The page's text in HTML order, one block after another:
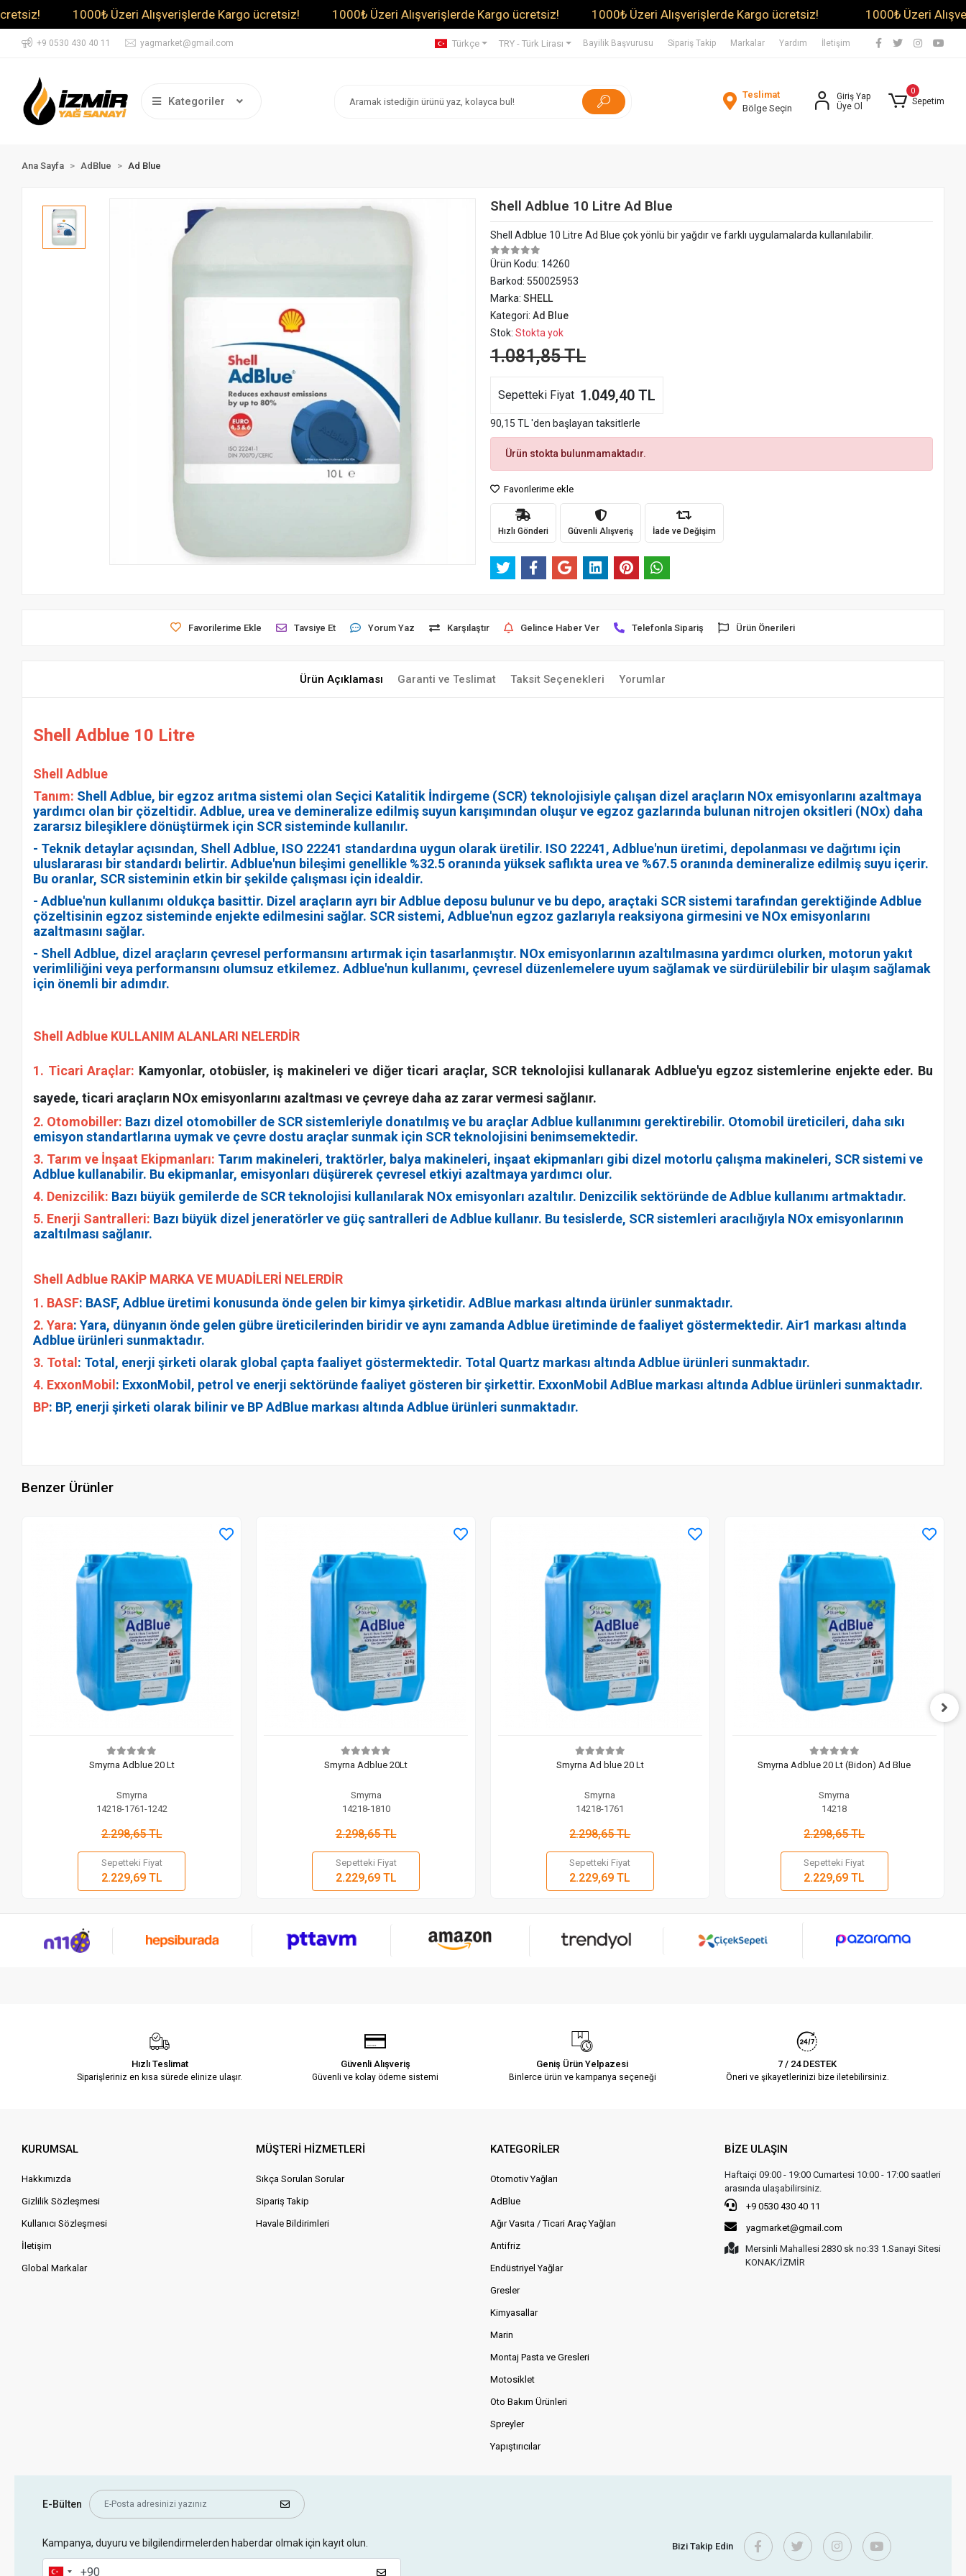
1000₺ Üzeri Alışverişlerde Kargo ücretsiz! 1000₺ Üzeri Alışverişlerde Kargo ücretsiz! 1000₺ Üzeri Alışverişlerde Kargo ücretsiz! 1000₺ Üzeri
+9 0530 430 40 11 yagmarket@gmail.com Türkçe TRY - Türk Lirası Bayilik Başvurusu Sipariş Takip Markalar Yardım İletişim
Kategoriler
Teslimat
Bölge Seçin
Giriş Yap
Üye Ol
0
Sepetim
Ana Sayfa AdBlue Ad Blue
Shell Adblue 10 Litre Ad Blue
Shell Adblue 10 Litre Ad Blue çok yönlü bir yağdır ve farklı uygulamalarda kullanılabilir.
Ürün Kodu: 14260
Barkod: 550025953
Marka: SHELL
Kategori: Ad Blue
Stok: Stokta yok
1.081,85 TL
Sepetteki Fiyat 1.049,40 TL
90,15 TL 'den başlayan taksitlerle
Ürün stokta bulunmamaktadır.
Favorilerime ekle
Hızlı Gönderi Güvenli Alışveriş İade ve Değişim
Favorilerime Ekle Tavsiye Et Yorum Yaz Karşılaştır Gelince Haber Ver Telefonla Sipariş Ürün Önerileri
Ürün Açıklaması Garanti ve Teslimat Taksit Seçenekleri Yorumlar
Shell Adblue 10 Litre
Shell Adblue
Tanım: Shell Adblue, bir egzoz arıtma sistemi olan Seçici Katalitik İndirgeme (SCR) teknolojisiyle çalışan dizel araçların NOx emisyonlarını azaltmaya
yardımcı olan bir çözeltidir. Adblue, urea ve demineralize edilmiş suyun karışımından oluşur ve egzoz gazlarında bulunan nitrojen oksitleri (NOx) daha
zararsız bileşiklere dönüştürmek için SCR sisteminde kullanılır.
- Teknik detaylar açısından, Shell Adblue, ISO 22241 standardına uygun olarak üretilir. ISO 22241, Adblue'nun üretimi, depolanması ve dağıtımı için
uluslararası bir standardı belirtir. Adblue'nun bileşimi genellikle %32.5 oranında yüksek saflıkta urea ve %67.5 oranında demineralize edilmiş suyu içerir.
Bu oranlar, SCR sisteminin etkin bir şekilde çalışması için idealdir.
- Adblue'nun kullanımı oldukça basittir. Dizel araçların ayrı bir Adblue deposu bulunur ve bu depo, araçtaki SCR sistemi tarafından gerektiğinde Adblue
çözeltisinin egzoz sisteminde enjekte edilmesini sağlar. SCR sistemi, Adblue'nun egzoz gazlarıyla reaksiyona girmesini ve NOx emisyonlarını
azaltmasını sağlar.
- Shell Adblue, dizel araçların çevresel performansını artırmak için tasarlanmıştır. NOx emisyonlarının azaltılmasına yardımcı olurken, motorun yakıt
verimliliğini veya performansını olumsuz etkilemez. Adblue'nun kullanımı, çevresel düzenlemelere uyum sağlamak ve sürdürülebilir bir ulaşım sağlamak
için önemli bir adımdır.
Shell Adblue KULLANIM ALANLARI NELERDİR
1. Ticari Araçlar: Kamyonlar, otobüsler, iş makineleri ve diğer ticari araçlar, SCR teknolojisi kullanarak Adblue'yu egzoz sistemlerine enjekte eder. Bu
sayede, ticari araçların NOx emisyonlarını azaltması ve çevreye daha az zarar vermesi sağlanır.
2. Otomobiller: Bazı dizel otomobiller de SCR sistemleriyle donatılmış ve bu araçlar Adblue kullanımını gerektirebilir. Otomobil üreticileri, daha sıkı
emisyon standartlarına uymak ve çevre dostu araçlar sunmak için SCR teknolojisini benimsemektedir.
3. Tarım ve İnşaat Ekipmanları: Tarım makineleri, traktörler, balya makineleri, inşaat ekipmanları gibi dizel motorlu çalışma makineleri, SCR sistemi ve
Adblue kullanabilir. Bu ekipmanlar, emisyonları düşürerek çevresel etkiyi azaltmaya yardımcı olur.
4. Denizcilik: Bazı büyük gemilerde de SCR teknolojisi kullanılarak NOx emisyonları azaltılır. Denizcilik sektöründe de Adblue kullanımı artmaktadır.
5. Enerji Santralleri: Bazı büyük dizel jeneratörler ve güç santralleri de Adblue kullanır. Bu tesislerde, SCR sistemleri aracılığıyla NOx emisyonlarının
azaltılması sağlanır.
Shell Adblue RAKİP MARKA VE MUADİLERİ NELERDİR
1. BASF: BASF, Adblue üretimi konusunda önde gelen bir kimya şirketidir. AdBlue markası altında ürünler sunmaktadır.
2. Yara: Yara, dünyanın önde gelen gübre üreticilerinden biridir ve aynı zamanda Adblue üretiminde de faaliyet göstermektedir. Air1 markası altında
Adblue ürünleri sunmaktadır.
3. Total : Total, enerji şirketi olarak global çapta faaliyet göstermektedir. Total Quartz markası altında Adblue ürünleri sunmaktadır.
4. ExxonMobil : ExxonMobil, petrol ve enerji sektöründe faaliyet gösteren bir şirkettir. ExxonMobil AdBlue markası altında Adblue ürünleri sunmaktadır.
BP: BP, enerji şirketi olarak bilinir ve BP AdBlue markası altında Adblue ürünleri sunmaktadır.
Benzer Ürünler
Smyrna Adblue 20 Lt
Smyrna
14218-1761-1242
2.298,65 TL
Sepetteki Fiyat
2.229,69 TL
Adet
Sepete Ekle
Smyrna Adblue 20Lt
Smyrna
14218-1810
2.298,65 TL
Sepetteki Fiyat
2.229,69 TL
Adet
Sepete Ekle
Smyrna Ad blue 20 Lt
Smyrna
14218-1761
2.298,65 TL
Sepetteki Fiyat
2.229,69 TL
Adet
Sepete Ekle
Smyrna Adblue 20 Lt (Bidon) Ad Blue
Smyrna
14218
2.298,65 TL
Sepetteki Fiyat
2.229,69 TL
Adet
Sepete Ekle
Hızlı Teslimat
Siparişleriniz en kısa sürede elinize ulaşır.
Güvenli Alışveriş
Güvenli ve kolay ödeme sistemi
Geniş Ürün Yelpazesi
Binlerce ürün ve kampanya seçeneği
7 / 24 DESTEK
Öneri ve şikayetlerinizi bize iletebilirsiniz.
KURUMSAL
Hakkımızda
Gizlilik Sözleşmesi
Kullanıcı Sözleşmesi
İletişim
Global Markalar
MÜŞTERİ HİZMETLERİ
Sıkça Sorulan Sorular
Sipariş Takip
Havale Bildirimleri
KATEGORİLER
Otomotiv Yağları
AdBlue
Ağır Vasıta / Ticari Araç Yağları
Antifriz
Endüstriyel Yağlar
Gresler
Kimyasallar
Marin
Montaj Pasta ve Gresleri
Motosiklet
Oto Bakım Ürünleri
Spreyler
Yapıştırıcılar
BİZE ULAŞIN
Haftaiçi 09:00 - 19:00 Cumartesi 10:00 - 17:00 saatleri
arasında ulaşabilirsiniz.
+9 0530 430 40 11
yagmarket@gmail.com
Mersinli Mahallesi 2830 sk no:33 1.Sanayi Sitesi
KONAK/İZMİR
E-Bülten
Kampanya, duyuru ve bilgilendirmelerden haberdar olmak için kayıt olun. Bizi Takip Edin